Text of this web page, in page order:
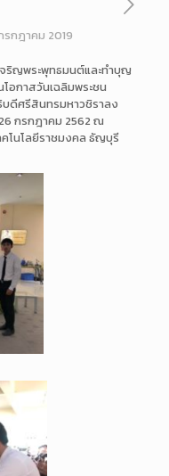
รกฎาคม 2019
จริญพระพุทธมนต์และทำบุญ
อกาสวันเฉลิมพระชน
บดีศรีสินทรมหาวชิราลง
กรกฎาคม 2562 ณ
โนโลยีราชมงคล ธัญบุรี